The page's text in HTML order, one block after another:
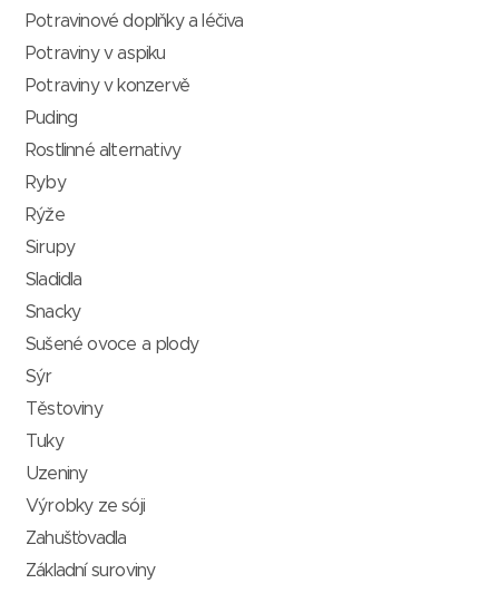
Potravinové doplňky a léčiva
Potraviny v aspiku
Potraviny v konzervě
Puding
Rostlinné alternativy
Ryby
Rýže
Sirupy
Sladidla
Snacky
Sušené ovoce a plody
Sýr
Těstoviny
Tuky
Uzeniny
Výrobky ze sóji
Zahušťovadla
Základní suroviny